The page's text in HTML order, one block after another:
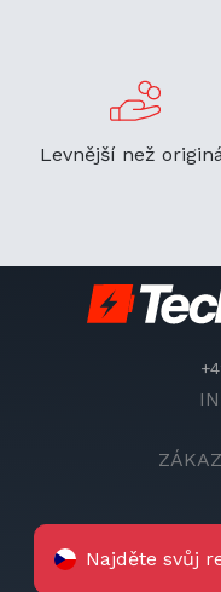
Levnější než
Najděte svůj